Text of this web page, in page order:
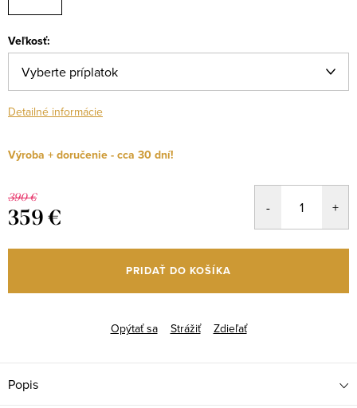
Veľkosť:
Detailné informácie
Výroba + doručenie - cca 30 dní!
390 €
359 €
cena:
PRIDAŤ DO KOŠÍKA
Opýtať sa Strážiť Zdieľať
Popis